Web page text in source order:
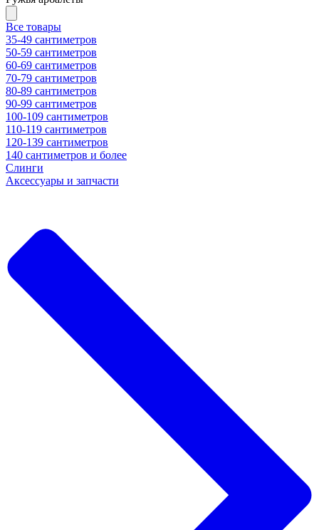
Все товары
35-49 сантиметров
50-59 сантиметров
60-69 сантиметров
70-79 сантиметров
80-89 сантиметров
90-99 сантиметров
100-109 сантиметров
110-119 сантиметров
120-139 сантиметров
140 сантиметров и более
Слинги
Аксессуары и запчасти